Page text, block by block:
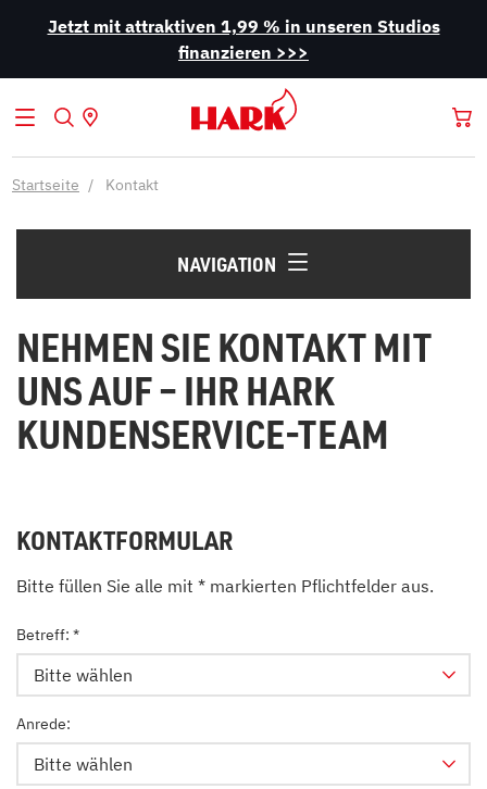
Jetzt mit attraktiven 1,99 % in unseren Studios
finanzieren >>>
Startseite Kontakt
NAVIGATION
NEHMEN SIE KONTAKT MIT
UNS AUF – IHR HARK
KUNDENSERVICE-TEAM
KONTAKTFORMULAR
Bitte füllen Sie alle mit * markierten Pflichtfelder aus.
Betreff:
Bitte wählen
Anrede:
Bitte wählen